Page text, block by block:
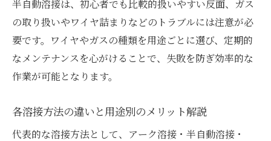
半自動溶接は、初心者でも比較的扱いやすい反面、ガス
の取り扱いやワイヤ詰まりなどのトラブルには注意が必
要です。ワイヤやガスの種類を用途ごとに選び、定期的
なメンテナンスを心がけることで、失敗を防ぎ効率的な
作業が可能となります。
各溶接方法の違いと用途別のメリット解説
代表的な溶接方法として、アーク溶接・半自動溶接・